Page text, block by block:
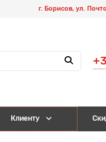
г. Борисов, ул.
Клиенту